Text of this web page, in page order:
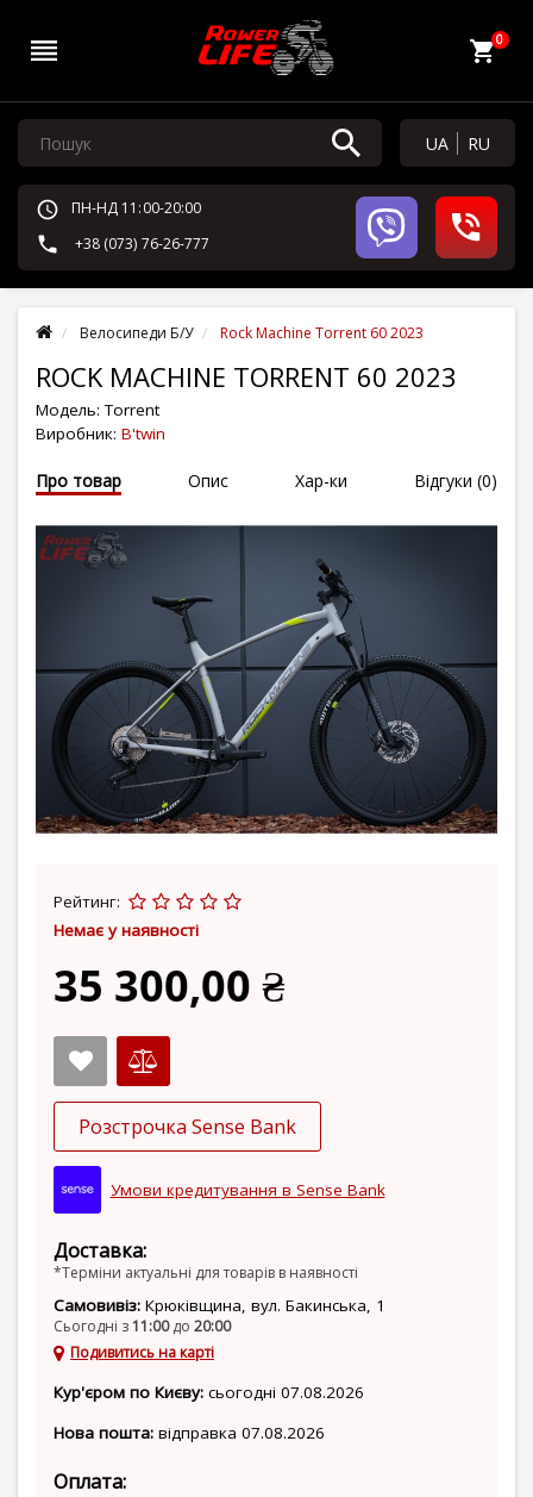
0
UA RU
ПН-НД 11:00-20:00
+38 (073) 76-26-777
Велосипеди Б/У Rock Machine Torrent 60 2023
ROCK MACHINE TORRENT 60 2023
Модель:Torrent
Виробник: B'twin
Про товар Опис Хар-ки Відгуки (0)
Немає у наявності
Рейтинг:
35 300,00 ₴
Розстрочка Sense Bank
Умови кредитування в Sense Bank
Доставка:
*Терміни актуальні для товарів в наявності
Самовивіз: Крюківщина, вул. Бакинська, 1
Сьогодні з11:00до 20:00
Подивитись на карті
Кур'єром по Києву: сьогодні 07.08.2026
Нова пошта: відправка 07.08.2026
Оплата: